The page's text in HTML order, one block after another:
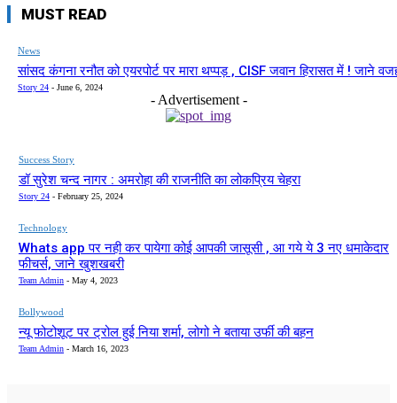
MUST READ
News
सांसद कंगना रनौत को एयरपोर्ट पर मारा थप्पड़ , CISF जवान हिरासत में ! जाने
Story 24 - June 6, 2024
- Advertisement -
Success Story
डॉ सुरेश चन्द नागर : अमरोहा की राजनीति का लोकप्रिय चेहरा
Story 24 - February 25, 2024
Technology
Whats app पर नही कर पायेगा कोई आपकी जासूसी , आ गये ये 3 नए धमाकेदार
फीचर्स, जाने खुशखबरी
Team Admin - May 4, 2023
Bollywood
न्यू फोटोशूट पर ट्रोल हुई निया शर्मा, लोगो ने बताया उर्फी की बहन
Team Admin - March 16, 2023